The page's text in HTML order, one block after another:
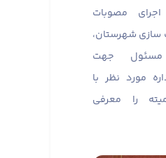
مصوبات
سازی شهرستان،
جهت
مورد نظر با
را معرفی